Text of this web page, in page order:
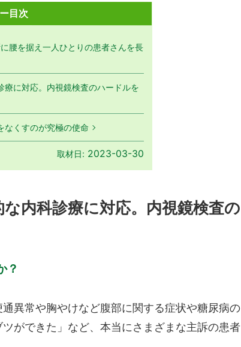
目次
腰を据え一人ひとりの患者さんを長
に対応。内視鏡検査のハードルを
なくすのが究極の使命
取材日: 2023-03-30
内科診療に対応。内視鏡検査の
？
異常や胸やけなど腹部に関する症状や糖尿病の
ができた」など、本当にさまざまな主訴の患者